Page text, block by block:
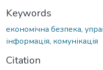
Keywords
економічна безпека,
інформація, комунікація
Citation